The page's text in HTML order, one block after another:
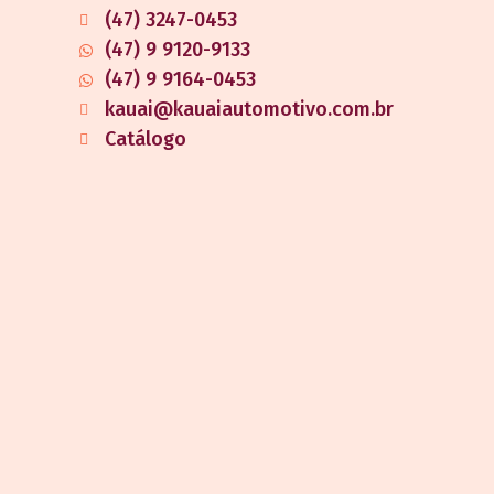
(47) 3247-0453
(47) 9 9120-9133
(47) 9 9164-0453
kauai@kauaiautomotivo.com.br
Catálogo